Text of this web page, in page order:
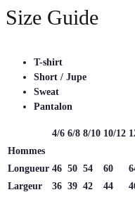
Size Guide
T-shirt
Short / Jupe
Sweat
Pantalon
4/6 6/8 8/10 10/12
Hommes
Longueur 46 50 54 60
Largeur
36 39 42 44